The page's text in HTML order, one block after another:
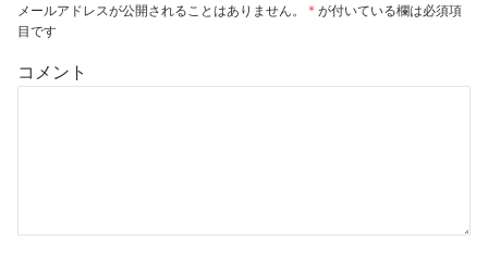
メールアドレスが公開されることはありません。 * が付いている欄は必須項
目です
コメント